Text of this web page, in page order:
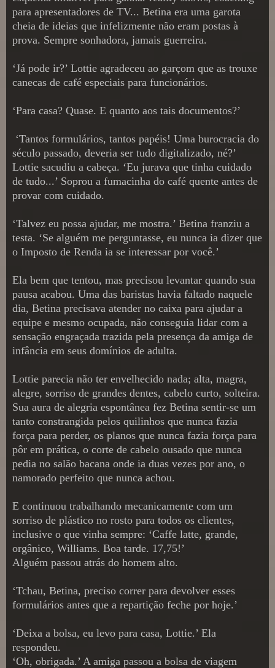
para apresentadores de TV... Betina era uma garota
cheia de ideias que infelizmente não eram postas à
prova. Sempre sonhadora, jamais guerreira.
‘Já pode ir?’ Lottie agradeceu ao garçom que as trouxe
canecas de café especiais para funcionários.
‘Para casa? Quase. E quanto aos tais documentos?’
‘Tantos formulários, tantos papéis! Uma burocracia do
século passado, deveria ser tudo digitalizado, né?’
Lottie sacudiu a cabeça. ‘Eu jurava que tinha cuidado
de tudo...’ Soprou a fumacinha do café quente antes de
provar com cuidado.
‘Talvez eu possa ajudar, me mostra.’ Betina franziu a
testa. ‘Se alguém me perguntasse, eu nunca ia dizer que
o Imposto de Renda ia se interessar por você.’
Ela bem que tentou, mas precisou levantar quando sua
pausa acabou. Uma das baristas havia faltado naquele
dia, Betina precisava atender no caixa para ajudar a
equipe e mesmo ocupada, não conseguia lidar com a
sensação engraçada trazida pela presença da amiga de
infância em seus domínios de adulta.
Lottie parecia não ter envelhecido nada; alta, magra,
alegre, sorriso de grandes dentes, cabelo curto, solteira.
Sua aura de alegria espontânea fez Betina sentir-se um
tanto constrangida pelos quilinhos que nunca fazia
força para perder, os planos que nunca fazia força para
pôr em prática, o corte de cabelo ousado que nunca
pedia no salão bacana onde ia duas vezes por ano, o
namorado perfeito que nunca achou.
E continuou trabalhando mecanicamente com um
sorriso de plástico no rosto para todos os clientes,
inclusive o que vinha sempre: ‘Caffe latte, grande,
orgânico, Williams. Boa tarde. 17,75!’
Alguém passou atrás do homem alto.
‘Tchau, Betina, preciso correr para devolver esses
formulários antes que a repartição feche por hoje.’
‘Deixa a bolsa, eu levo para casa, Lottie.’ Ela
respondeu.
‘Oh, obrigada.’ A amiga passou a bolsa de viagem